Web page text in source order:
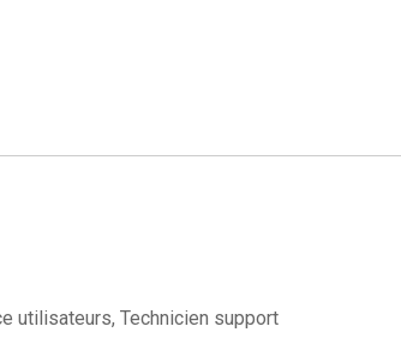
utilisateurs, Technicien support